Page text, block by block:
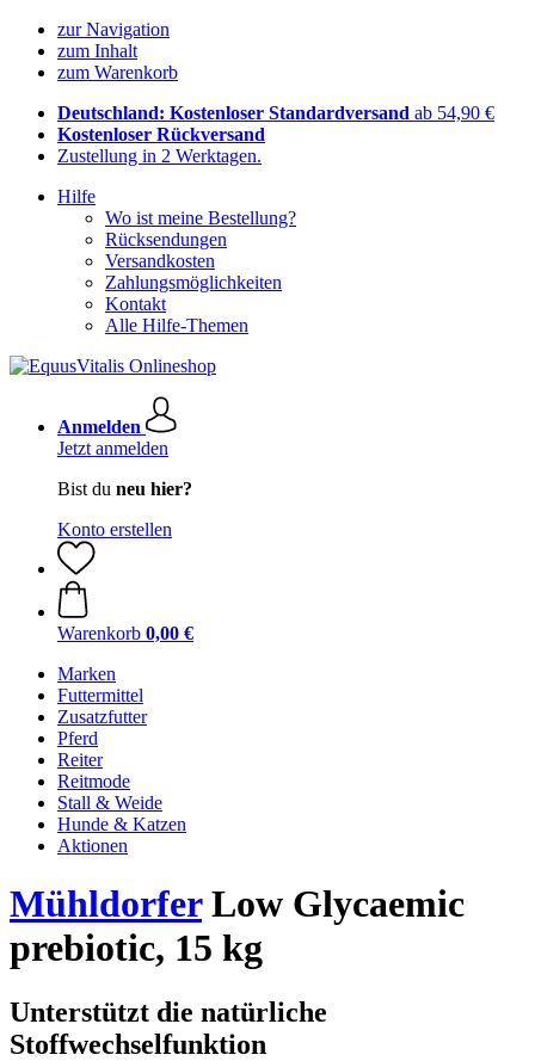
zur Navigation
zum Inhalt
zum Warenkorb
Deutschland: Kostenloser Standardversand ab 54,90 €
Kostenloser Rückversand
Zustellung in 2 Werktagen.
Hilfe
Wo ist meine Bestellung?
Rücksendungen
Versandkosten
Zahlungsmöglichkeiten
Kontakt
Alle Hilfe-Themen
Anmelden
Jetzt anmelden
Bist du neu hier?
Konto erstellen
Warenkorb 0,00 €
Marken
Futtermittel
Zusatzfutter
Pferd
Reiter
Reitmode
Stall & Weide
Hunde & Katzen
Aktionen
MühldorferLow Glycaemic
prebiotic, 15 kg
Unterstützt die natürliche
Stoffwechselfunktion